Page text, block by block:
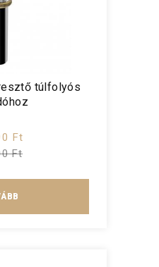
túlfolyós
Ft
Ft